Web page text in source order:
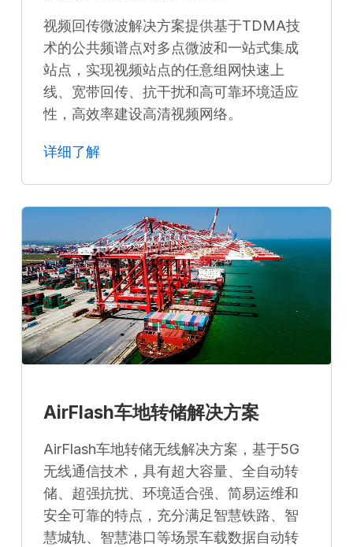
视频回传微波解决方案提供基于TDMA技
术的公共频谱点对多点微波和一站式集成
站点，实现视频站点的任意组网快速上
线、宽带回传、抗干扰和高可靠环境适应
性，高效率建设高清视频网络。
详细了解
AirFlash车地转储解决方案
AirFlash车地转储无线解决方案，基于5G
无线通信技术，具有超大容量、全自动转
储、超强抗扰、环境适合强、简易运维和
安全可靠的特点，充分满足智慧铁路、智
慧城轨、智慧港口等场景车载数据自动转